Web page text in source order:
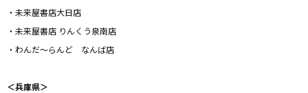
・未来屋書店大日店
・未来屋書店 りんくう泉南店
・わんだ～らんど なんば店
＜兵庫県＞